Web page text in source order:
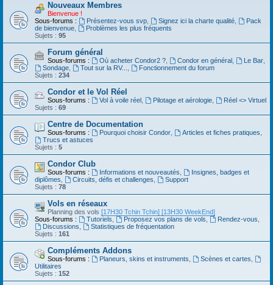
Nouveaux Membres
Bienvenue !
Sous-forums :
Présentez-vous svp, Signez ici la charte qualité,
Pack
de bienvenue
Problèmes les plus fréquents
Sujets : 95
Forum général
Sous-forums : Où acheter Condor2 ?, Condor en général, Le Bar,
Sondage, Tout sur la RV...
Fonctionnement du forum
Sujets : 234
Condor et le Vol Réel
Sous-forums : Vol à voile réel, Pilotage et aérologie,
Réel <> Virtuel
Sujets : 69
Centre de Documentation
Sous-forums : Pourquoi choisir Condor, Articles et fiches pratiques
Trucs et astuces
Sujets : 5
Condor Club
Sous-forums : Informations et nouveautés
Insignes, badges et
diplômes
Circuits, défis et challenges
Support
Sujets : 78
Vols en réseaux
Planning des vols [17H30 Tchin Tchin] [13H30 WeekEnd]
Sous-forums :
Tutoriels Proposez vos plans de vols Rendez-vous
Discussions
Statistiques de fréquentation
Sujets : 161
Compléments Addons
Sous-forums : Planeurs, skins et instruments Scènes et cartes
Utilitaires
Sujets : 152